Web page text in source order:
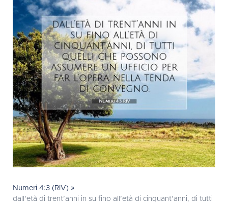
Numeri 4:3 (RIV) »
dall’età di trent’anni in su fino all’età di cinquant’anni, di tutti